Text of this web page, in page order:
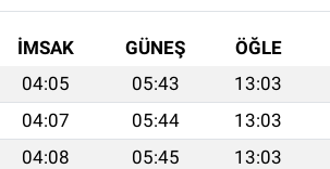
İMSAK GÜNEŞ ÖĞLE
04:05 05:43 13:03
04:07 05:44 13:03
04:08 05:45 13:03